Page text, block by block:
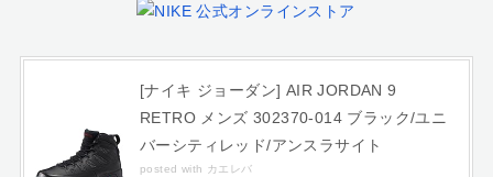
[ナイキ ジョーダン] AIR JORDAN 9
RETRO メンズ 302370-014 ブラック/ユニ
バーシティレッド/アンスラサイト
posted with カエレバ